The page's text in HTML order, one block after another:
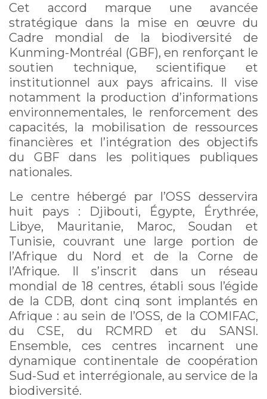
Cet accord marque une avancée
stratégique dans la mise en œuvre du
Cadre mondial de la biodiversité de
Kunming-Montréal (GBF), en renforçant le
soutien technique, scientifique et
institutionnel aux pays africains. Il vise
notamment la production d’informations
environnementales, le renforcement des
capacités, la mobilisation de ressources
financières et l’intégration des objectifs
du GBF dans les politiques publiques
nationales.
Le centre hébergé par l’OSS desservira
huit pays : Djibouti, Égypte, Érythrée,
Libye, Mauritanie, Maroc, Soudan et
Tunisie, couvrant une large portion de
l’Afrique du Nord et de la Corne de
l’Afrique. Il s’inscrit dans un réseau
mondial de 18 centres, établi sous l’égide
de la CDB, dont cinq sont implantés en
Afrique : au sein de l’OSS, de la COMIFAC,
du CSE, du RCMRD et du SANSI.
Ensemble, ces centres incarnent une
dynamique continentale de coopération
Sud-Sud et interrégionale, au service de la
biodiversité.